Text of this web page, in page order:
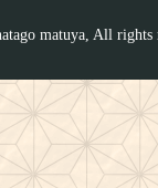
matuya, All rights